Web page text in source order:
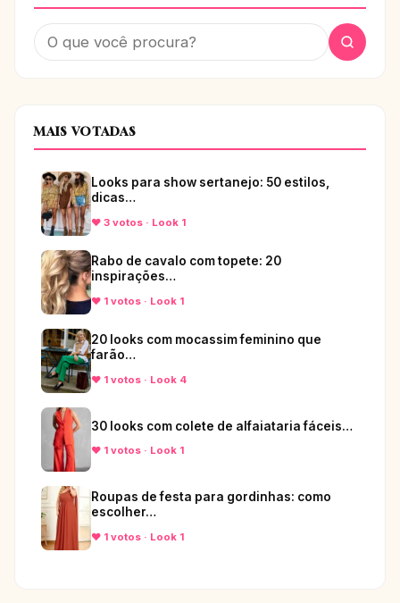
MAIS VOTADAS
Looks para show sertanejo: 50 estilos,
dicas…
♥ 3 votos · Look 1
Rabo de cavalo com topete: 20
inspirações…
♥ 1 votos · Look 1
20 looks com mocassim feminino que
farão…
♥ 1 votos · Look 4
30 looks com colete de alfaiataria fáceis…
♥ 1 votos · Look 1
Roupas de festa para gordinhas: como
escolher…
♥ 1 votos · Look 1